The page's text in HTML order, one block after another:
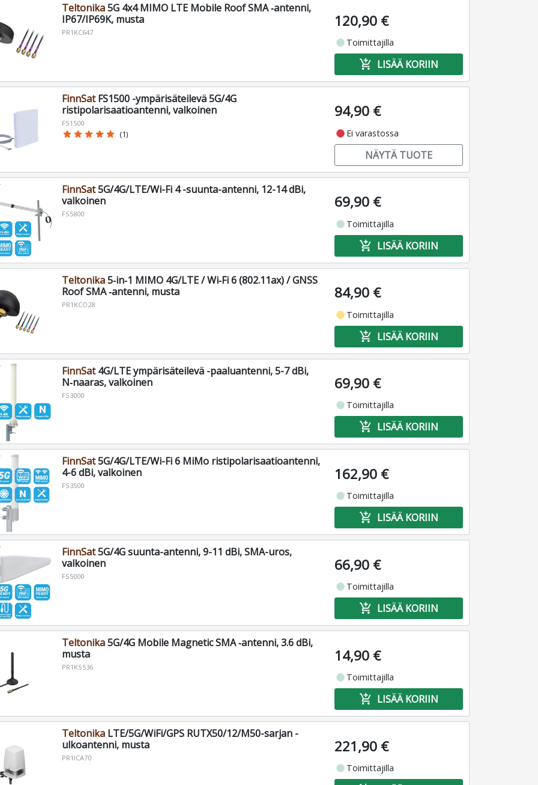
Teltonika5G 4x4 MIMO LTE Mobile Roof SMA ‑antenni,
IP67/IP69K, musta
PR1KC647
120,90 €
fiber_manual_record Toimittajilla
add_shopping_cart LISÄÄ KORIIN
FinnSatFS1500 -ympärisäteilevä 5G/4G
ristipolarisaatioantenni, valkoinen
FS1500
star star star star star (1)
94,90 €
fiber_manual_record Ei varastossa
NÄYTÄ TUOTE
FinnSat5G/4G/LTE/Wi-Fi 4 -suunta-antenni, 12-14 dBi,
valkoinen
FS5800
69,90 €
fiber_manual_record Toimittajilla
add_shopping_cart LISÄÄ KORIIN
Teltonika5‑in‑1 MIMO 4G/LTE / Wi‑Fi 6 (802.11ax) / GNSS
Roof SMA ‑antenni, musta
PR1KCO28
84,90 €
fiber_manual_record Toimittajilla
add_shopping_cart LISÄÄ KORIIN
FinnSat4G/LTE ympärisäteilevä -paaluantenni, 5-7 dBi,
N‑naaras, valkoinen
FS3000
69,90 €
fiber_manual_record Toimittajilla
add_shopping_cart LISÄÄ KORIIN
FinnSat5G/4G/LTE/Wi-Fi 6 MiMo ristipolarisaatioantenni,
4-6 dBi, valkoinen
FS3500
162,90 €
fiber_manual_record Toimittajilla
add_shopping_cart LISÄÄ KORIIN
FinnSat5G/4G suunta-antenni, 9-11 dBi, SMA-uros,
valkoinen
FS5000
66,90 €
fiber_manual_record Toimittajilla
add_shopping_cart LISÄÄ KORIIN
Teltonika5G/4G Mobile Magnetic SMA ‑antenni, 3.6 dBi,
musta
PR1KS536
14,90 €
fiber_manual_record Toimittajilla
add_shopping_cart LISÄÄ KORIIN
TeltonikaLTE/5G/WiFi/GPS RUTX50/12/M50-sarjan -
ulkoantenni, musta
PR1ICA70
221,90 €
fiber_manual_record Toimittajilla